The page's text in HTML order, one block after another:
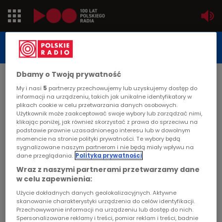
Jedynka
Trójka
Czwórka
PR24
Kierowcy
Dzieci
STUDIO REPORTAŻU
POLSKIEGO RADIA
DATA PUBLIKACJI:
2002-04-18
STRONA GŁÓWNA>ARTYKUŁ
Góral z nad morza
STUDIO REPORTAŻU I DOKUMENTU
Góral z nad morza
Dbamy o Twoją prywatność
My i nasi 5 partnerzy przechowujemy lub uzyskujemy dostęp do
informacji na urządzeniu, takich jak unikalne identyfikatory w
plikach cookie w celu przetwarzania danych osobowych.
Użytkownik może zaakceptować swoje wybory lub zarządzać nimi,
klikając poniżej, jak również skorzystać z prawa do sprzeciwu na
podstawie prawnie uzasadnionego interesu lub w dowolnym
momencie na stronie polityki prywatności. Te wybory będą
sygnalizowane naszym partnerom i nie będą miały wpływu na
dane przeglądania. Polityka prywatności
Wraz z naszymi partnerami przetwarzamy dane
w celu zapewnienia:
Użycie dokładnych danych geolokalizacyjnych. Aktywne
skanowanie charakterystyki urządzenia do celów identyfikacji.
Przechowywanie informacji na urządzeniu lub dostęp do nich.
Spersonalizowane reklamy i treści, pomiar reklam i treści, badnie